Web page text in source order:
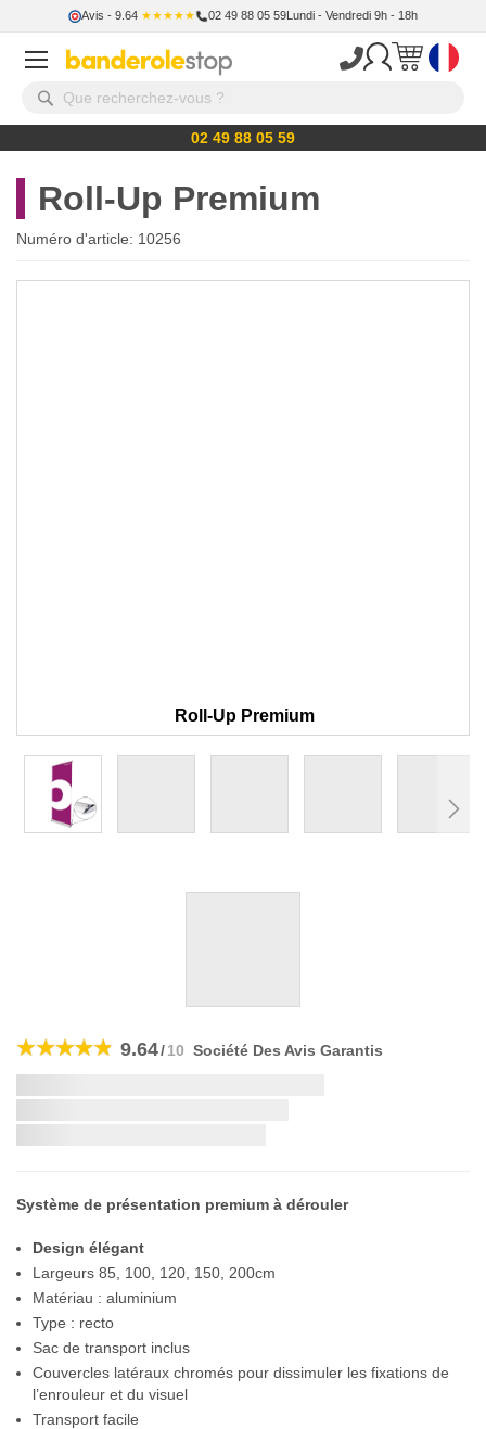
Avis - 9.64 ★★★★★ 02 49 88 05 59Lundi - Vendredi 9h - 18h
02 49 88 05 59
Roll-Up Premium
Numéro d'article: 10256
Roll-Up Premium
to
the
images
9.64/10 Société Des Avis Garantis
Système de présentation premium à dérouler
Design élégant
Largeurs 85, 100, 120, 150, 200cm
Matériau : aluminium
Type : recto
Sac de transport inclus
Couvercles latéraux chromés pour dissimuler les fixations de
l’enrouleur et du visuel
Transport facile